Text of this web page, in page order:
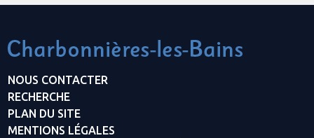
NOUS CONTACTER
RECHERCHE
PLAN DU SITE
MENTIONS LÉGALES